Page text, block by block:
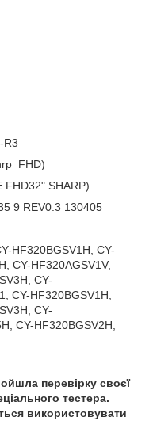
R3
FHD32" SHARP)
9 REV0.3 130405
HF320BGSV1H, CY-
CY-HF320AGSV1V,
CY-
CY-HF320BGSV1H,
CY-
CY-HF320BGSV2H,
перевірку своєї
тестера.
використовувати